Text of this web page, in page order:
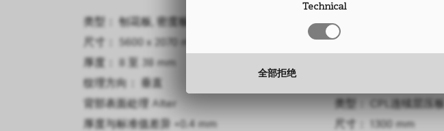
类型： 刨花板, 密度板
尺寸： 5600 x 2070 mm
厚度： 8 至 38 mm
纹理方向： 垂直
背部表面处理
Alter
厚度与标准值差异
+0.4 mm
类型： HPL防火板
尺寸： 3050 x 1300 mm
类型： CPL连续层压板
尺寸： 1300 mm
类型： 密度板
尺寸： 5600 x 2150 mm
厚度： 4 mm, 6 mm
纹理方向： 垂直
厚度与标准值差异
类型： CPL连续层压板
尺寸： 1300 mm
类型： 超柔连续层压板
尺寸： 1300 mm
Technical
全部拒绝